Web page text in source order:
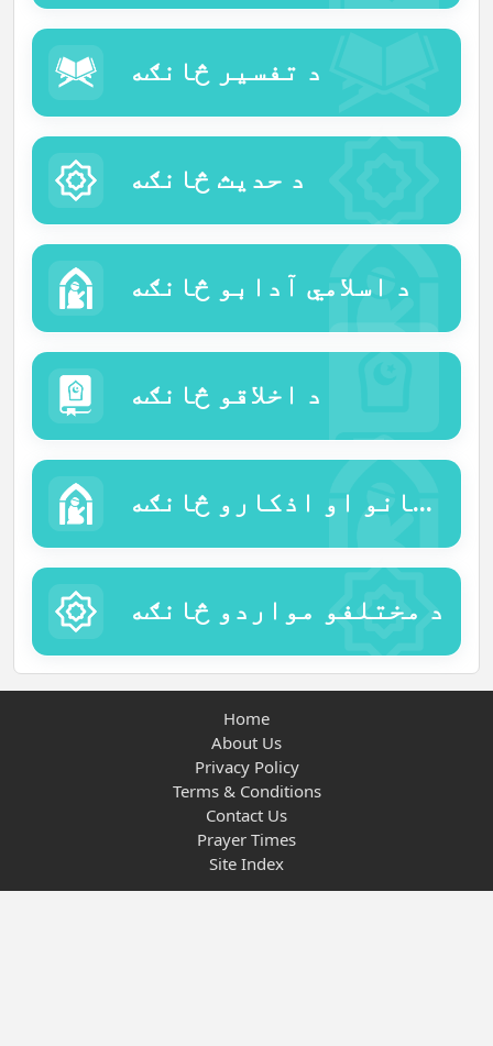
د تفسیر څانګه
د حدیث څانګه
د اسلامي آدابو څانګه
د اخلاقو څانګه
د دعاګانو او اذکارو څانګه
د مختلفو مواردو څانګه
Home
About Us
Privacy Policy
Terms & Conditions
Contact Us
Prayer Times
Site Index